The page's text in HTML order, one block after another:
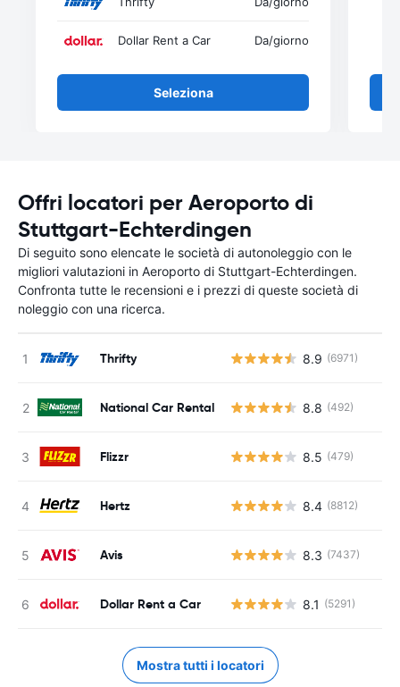
Dollar Rent a Car Da/giorno
Seleziona
Offri locatori per Aeroporto di
Stuttgart-Echterdingen
Di seguito sono elencate le società di autonoleggio con le
migliori valutazioni in Aeroporto di Stuttgart-Echterdingen.
Confronta tutte le recensioni e i prezzi di queste società di
noleggio con una ricerca.
Thrifty 8.9 (6971)
National Car Rental 8.8 (492)
Flizzr 8.5 (479)
Hertz 8.4 (8812)
Avis 8.3 (7437)
Dollar Rent a Car 8.1 (5291)
Mostra tutti i locatori